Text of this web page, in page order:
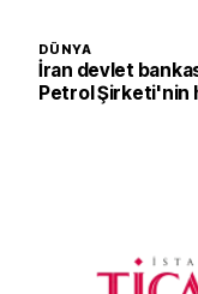
DÜNYA
İran devlet
Petrol Şirketi'nin